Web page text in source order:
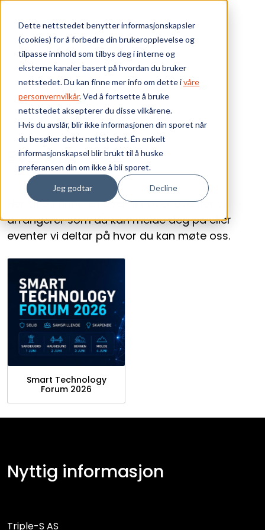
Dette nettstedet benytter informasjonskapsler
(cookies) for å forbedre din brukeropplevelse og
tilpasse innhold som tilbys deg i interne og
eksterne kanaler basert på hvordan du bruker
nettstedet. Du kan finne mer info om dette ivåre
personvernvilkår. Ved å fortsette å bruke
nettstedet aksepterer du disse vilkårene.
Hvis du avslår, blir ikke informasjonen din sporet når
du besøker dette nettstedet. Én enkelt
informasjonskapsel blir brukt til å huske
preferansen din om ikke å bli sporet.
Jeg godtar Decline
Skip to main content
EVENTER
Her vil du finne en oversikt over eventer vi
arrangerer som du kan melde deg på eller
eventer vi deltar på hvor du kan møte oss.
Smart Technology
Forum 2026
Nyttig informasjon
Triple-S AS
Bærekraft
Vi tilbyr
Ressurser
Om oss